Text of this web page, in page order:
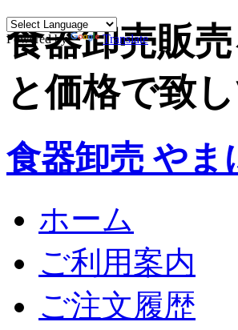
Powered by Translate
食器卸売販
と価格で致
食器卸売 やま
ホーム
ご利用案内
ご注文履歴